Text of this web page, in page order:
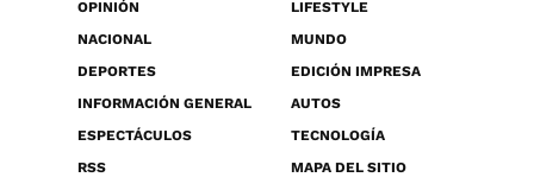
OPINIÓN
LIFESTYLE
NACIONAL
MUNDO
DEPORTES
EDICIÓN IMPRESA
INFORMACIÓN GENERAL
AUTOS
ESPECTÁCULOS
TECNOLOGÍA
RSS
MAPA DEL SITIO